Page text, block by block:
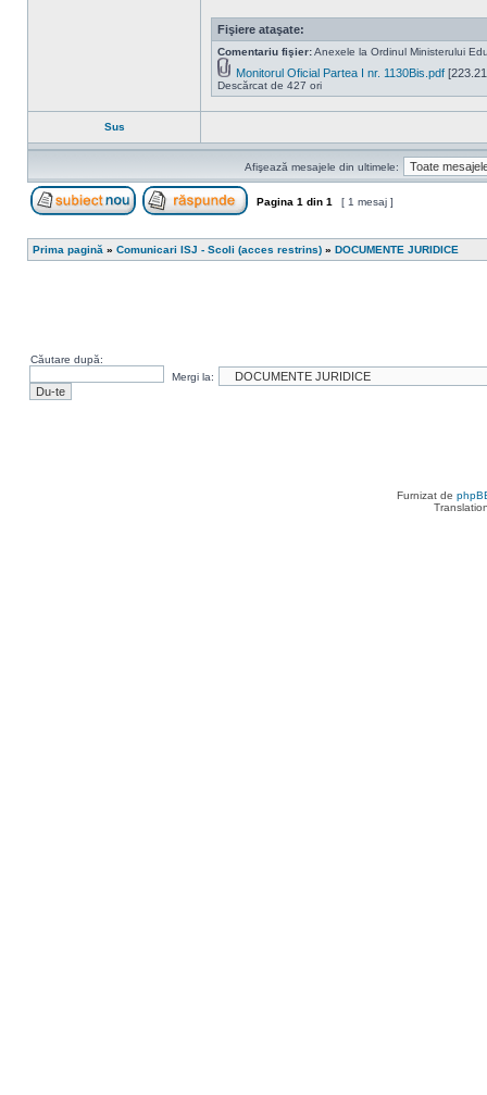
Fişiere ataşate:
Comentariu fişier:Anexele la Ordinul Ministerului
Monitorul Oficial Partea I nr. 1130Bis.pdf
Descărcat de 427 ori
Sus
Afişează mesajele din ultimele:
Pagina 1 din 1 [ 1 mesaj ]
Prima pagină » Comunicari ISJ - Scoli (acces restrins) » DOCUMENTE JURIDICE
Căutare după:
Mergi la:
Furnizat de